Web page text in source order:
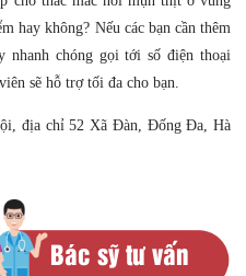
hay không? Nếu các bạn cần thêm
nhanh chóng gọi tới số điện thoại
sẽ hỗ trợ tối đa cho bạn.
địa chỉ 52 Xã Đàn, Đống Đa, Hà
Bác sỹ tư vấn